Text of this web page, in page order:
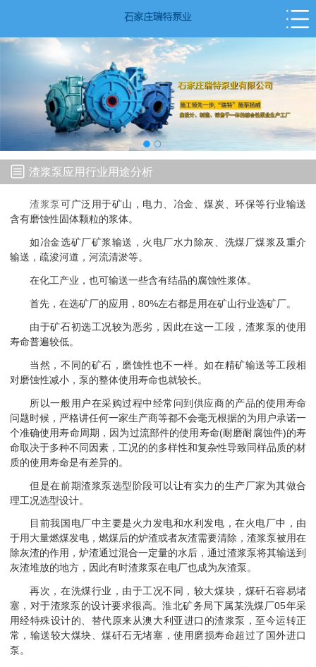
渣浆泵应用行业用途分析
渣浆泵可广泛用于矿山，电力、冶金、煤炭、环保等行业输送
含有磨蚀性固体颗粒的浆体。
如冶金选矿厂矿浆输送，火电厂水力除灰、洗煤厂煤浆及重介
输送，疏浚河道，河流清淤等。
在化工产业，也可输送一些含有结晶的腐蚀性浆体。
首先，在选矿厂的应用，80%左右都是用在矿山行业选矿厂。
由于矿石初选工况较为恶劣，因此在这一工段，渣浆泵的使用
寿命普遍较低。
当然，不同的矿石，磨蚀性也不一样。如在精矿输送等工段相
对磨蚀性减小，泵的整体使用寿命也就较长。
所以一般用户在采购过程中经常问到供应商的产品的使用寿命
问题时候，严格讲任何一家生产商等都不会毫无根据的为用户承诺一
个准确使用寿命周期，因为过流部件的使用寿命(耐磨耐腐蚀件)的寿
命取决于多种不同因素，工况的的多样性和复杂性导致同样品质的材
质的使用寿命是有差异的。
但是在前期渣浆泵选型阶段可以让有实力的生产厂家为其做合
理工况选型设计。
目前我国电厂中主要是火力发电和水利发电，在火电厂中，由
于用大量燃煤发电，燃煤后的炉渣或者灰渣需要清除，渣浆泵被用在
除灰渣的作用，炉渣通过混合一定量的水后，通过渣浆泵将其输送到
灰渣堆放的地方，因此有时渣浆泵在电厂也成为灰渣泵。
再次，在洗煤行业，由于工况不同，较大煤块，煤矸石容易堵
塞，对于渣浆泵的设计要求很高。淮北矿务局下属某洗煤厂05年采
用经特殊设计的、替代原来从澳大利亚进口的渣浆泵，至今运转正
常，输送较大煤块、煤矸石无堵塞，使用磨损寿命超过了国外进口
泵。